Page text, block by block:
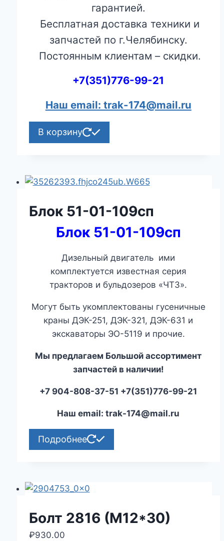
гарантией.
Бесплатная доставка техники и
запчастей по г.Челябинску.
Постоянным клиентам – скидки.
+7(351)776-99-21
Наш email: trak-174@mail.ru
В корзину
Блок 51-01-109сп
Блок 51-01-109сп
Дизельный двигатель ими
комплектуется известная серия
тракторов и бульдозеров «ЧТЗ».
Могут быть укомплектованы гусеничные
краны ДЭК-251, ДЭК-321, ДЭК-631 и
экскаваторы ЭО-5119 и прочие.
Мы предлагаем Большой ассортимент
запчастей в наличии!
+7 904-808-37-51 +7(351)776-99-21
Наш email: trak-174@mail.ru
Подробнее
Болт 2816 (М12*30)
₽930.00